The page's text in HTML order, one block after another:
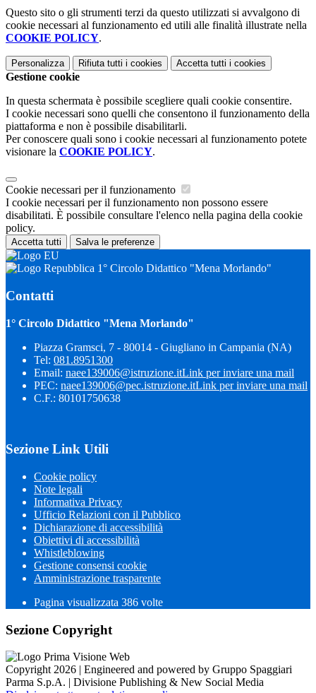
Questo sito o gli strumenti terzi da questo utilizzati si avvalgono di
cookie necessari al funzionamento ed utili alle finalità illustrate nella
COOKIE POLICY.
Personalizza Rifiuta tutti i cookies Accetta tutti i cookies
Gestione cookie
In questa schermata è possibile scegliere quali cookie consentire.
I cookie necessari sono quelli che consentono il funzionamento della
piattaforma e non è possibile disabilitarli.
Per conoscere quali sono i cookie necessari al funzionamento potete
visionare la COOKIE POLICY.
Cookie necessari per il funzionamento
I cookie necessari per il funzionamento non possono essere
disabilitati. È possibile consultare l'elenco nella pagina della cookie
policy.
Accetta tutti Salva le preferenze
1° Circolo Didattico "Mena Morlando"
Contatti
1° Circolo Didattico "Mena Morlando"
Piazza Gramsci, 7 - 80014 - Giugliano in Campania (NA)
Tel: 081.8951300
Email: naee139006@istruzione.itLink per inviare una mail
PEC: naee139006@pec.istruzione.itLink per inviare una mail
C.F.: 80101750638
Sezione Link Utili
Cookie policy
Note legali
Informativa Privacy
Ufficio Relazioni con il Pubblico
Dichiarazione di accessibilità
Obiettivi di accessibilità
Whistleblowing
Gestione consensi cookie
Amministrazione trasparente
Pagina visualizzata 386 volte
Sezione Copyright
Copyright 2026 | Engineered and powered by Gruppo Spaggiari
Parma S.p.A. | Divisione Publishing & New Social Media